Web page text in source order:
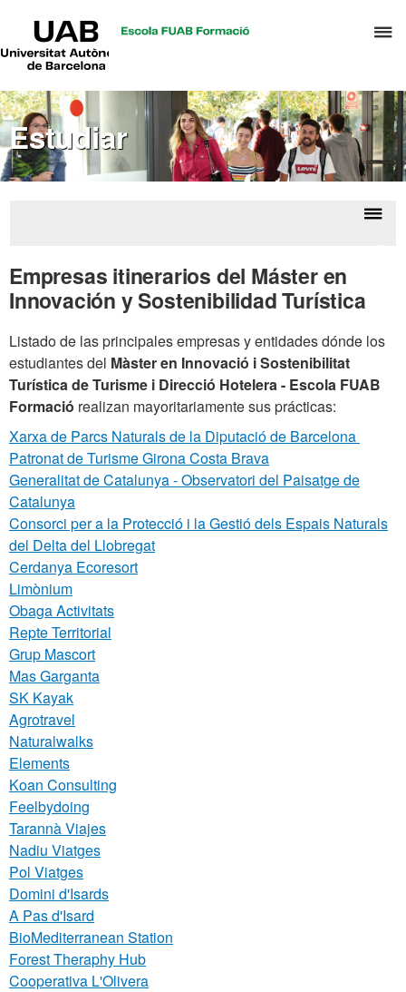
el
Universitat
Barcelona
Estudiar
Empresas itinerarios del Máster en
Innovación y Sostenibilidad Turística
Listado de las principales empresas y entidades dónde los
estudiantes del Màster en Innovació i Sostenibilitat
Turísticade Turisme i Direcció Hotelera - Escola FUAB
Formació realizan mayoritariamente sus prácticas:
Xarxa de Parcs Naturals de la Diputació de Barcelona
Patronat de Turisme Girona Costa Brava
Generalitat de Catalunya - Observatori del Paisatge de
Catalunya
Consorci per a la Protecció i la Gestió dels Espais Naturals
del Delta del Llobregat
Cerdanya Ecoresort
Limònium
Obaga Activitats
Repte Territorial
Grup Mascort
Mas Garganta
SK Kayak
Agrotravel
Naturalwalks
Elements
Koan Consulting
Feelbydoing
Tarannà Viajes
Nadiu Viatges
Pol Viatges
Domini d'Isards
A Pas d'Isard
BioMediterranean Station
Forest Theraphy Hub
Cooperativa L'Olivera